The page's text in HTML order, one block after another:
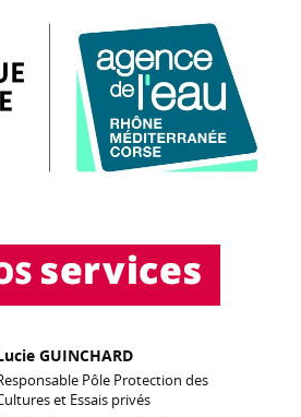
GUINCHARD
Pôle Protection des
et Essais privés